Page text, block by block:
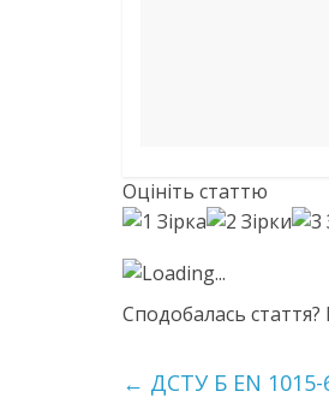
Оцініть статтю
Loading...
Сподобалась стаття?
← ДСТУ Б ЕN 1015-